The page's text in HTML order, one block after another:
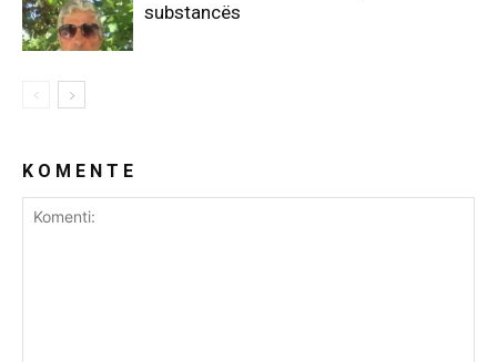
substancës
K O M E N T E